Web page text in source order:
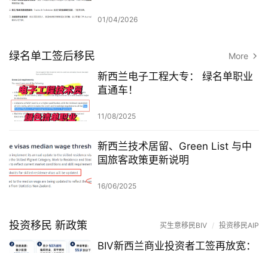
01/04/2026
绿名单工签后移民 More
新西兰电子工程大专： 绿名单职业
直通车！
11/08/2025
新西兰技术居留、Green List 与中
国旅客政策更新说明
16/06/2025
投资移民 新政策 买生意移民BIV / 投资移民AIP
BIV新西兰商业投资者工签再放宽：